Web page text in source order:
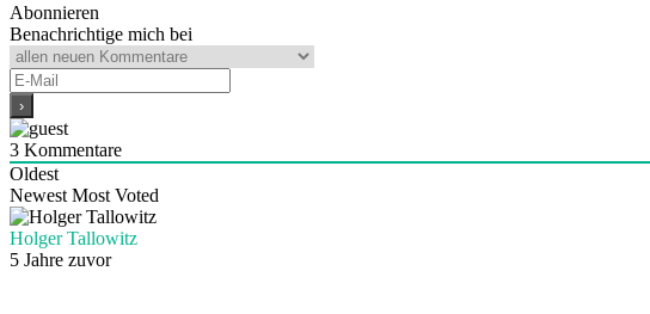
Abonnieren
Benachrichtige mich bei
3 Kommentare
Oldest
Newest Most Voted
Holger Tallowitz
5 Jahre zuvor